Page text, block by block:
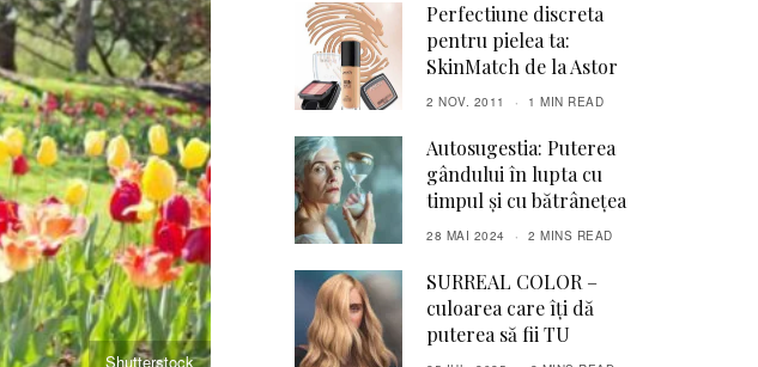
Shutterstock
Perfectiune discreta
pentru pielea ta:
SkinMatch de la Astor
2 NOV. 2011 1 MIN READ
Autosugestia: Puterea
gândului în lupta cu
timpul și cu bătrânețea
28 MAI 2024 2 MINS READ
SURREAL COLOR –
culoarea care îți dă
puterea să fii TU